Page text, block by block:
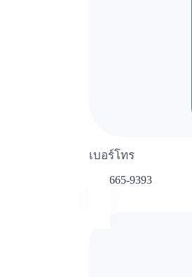
เบอร์โทร
098-665-9393